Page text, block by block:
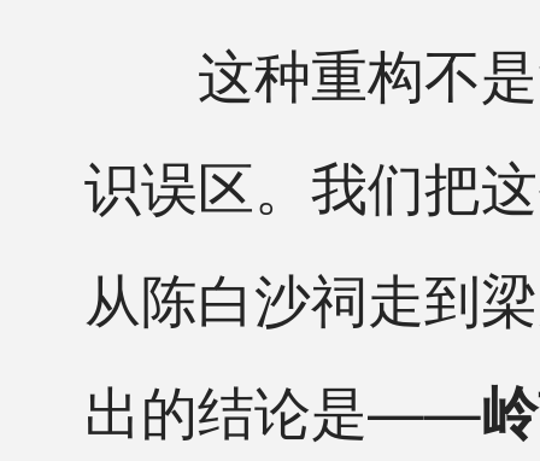
这种重构不是
识误区。我们把
从陈白沙祠走到
出的结论是——